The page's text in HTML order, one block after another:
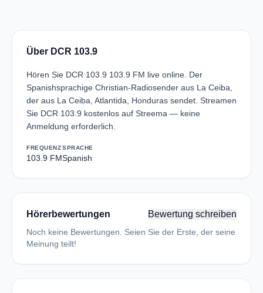
Über DCR 103.9
Hören Sie DCR 103.9 103.9 FM live online. Der
Spanishsprachige Christian-Radiosender aus La Ceiba,
der aus La Ceiba, Atlantida, Honduras sendet. Streamen
Sie DCR 103.9 kostenlos auf Streema — keine
Anmeldung erforderlich.
FREQUENZ
103.9 FM
SPRACHE
Spanish
Hörerbewertungen Bewertung schreiben
Noch keine Bewertungen. Seien Sie der Erste, der seine
Meinung teilt!